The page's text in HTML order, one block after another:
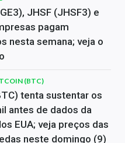
JHSF (JHSF3) e
pagam
nesta semana; veja o
(BTC)
tenta sustentar os
antes de dados da
EUA; veja preços das
neste domingo (9)